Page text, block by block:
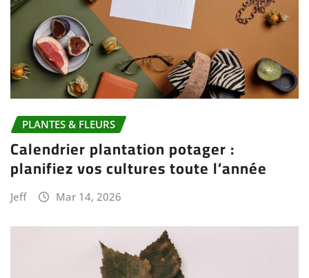
PLANTES & FLEURS
Calendrier plantation potager :
planifiez vos cultures toute l’année
Jeff Mar 14, 2026